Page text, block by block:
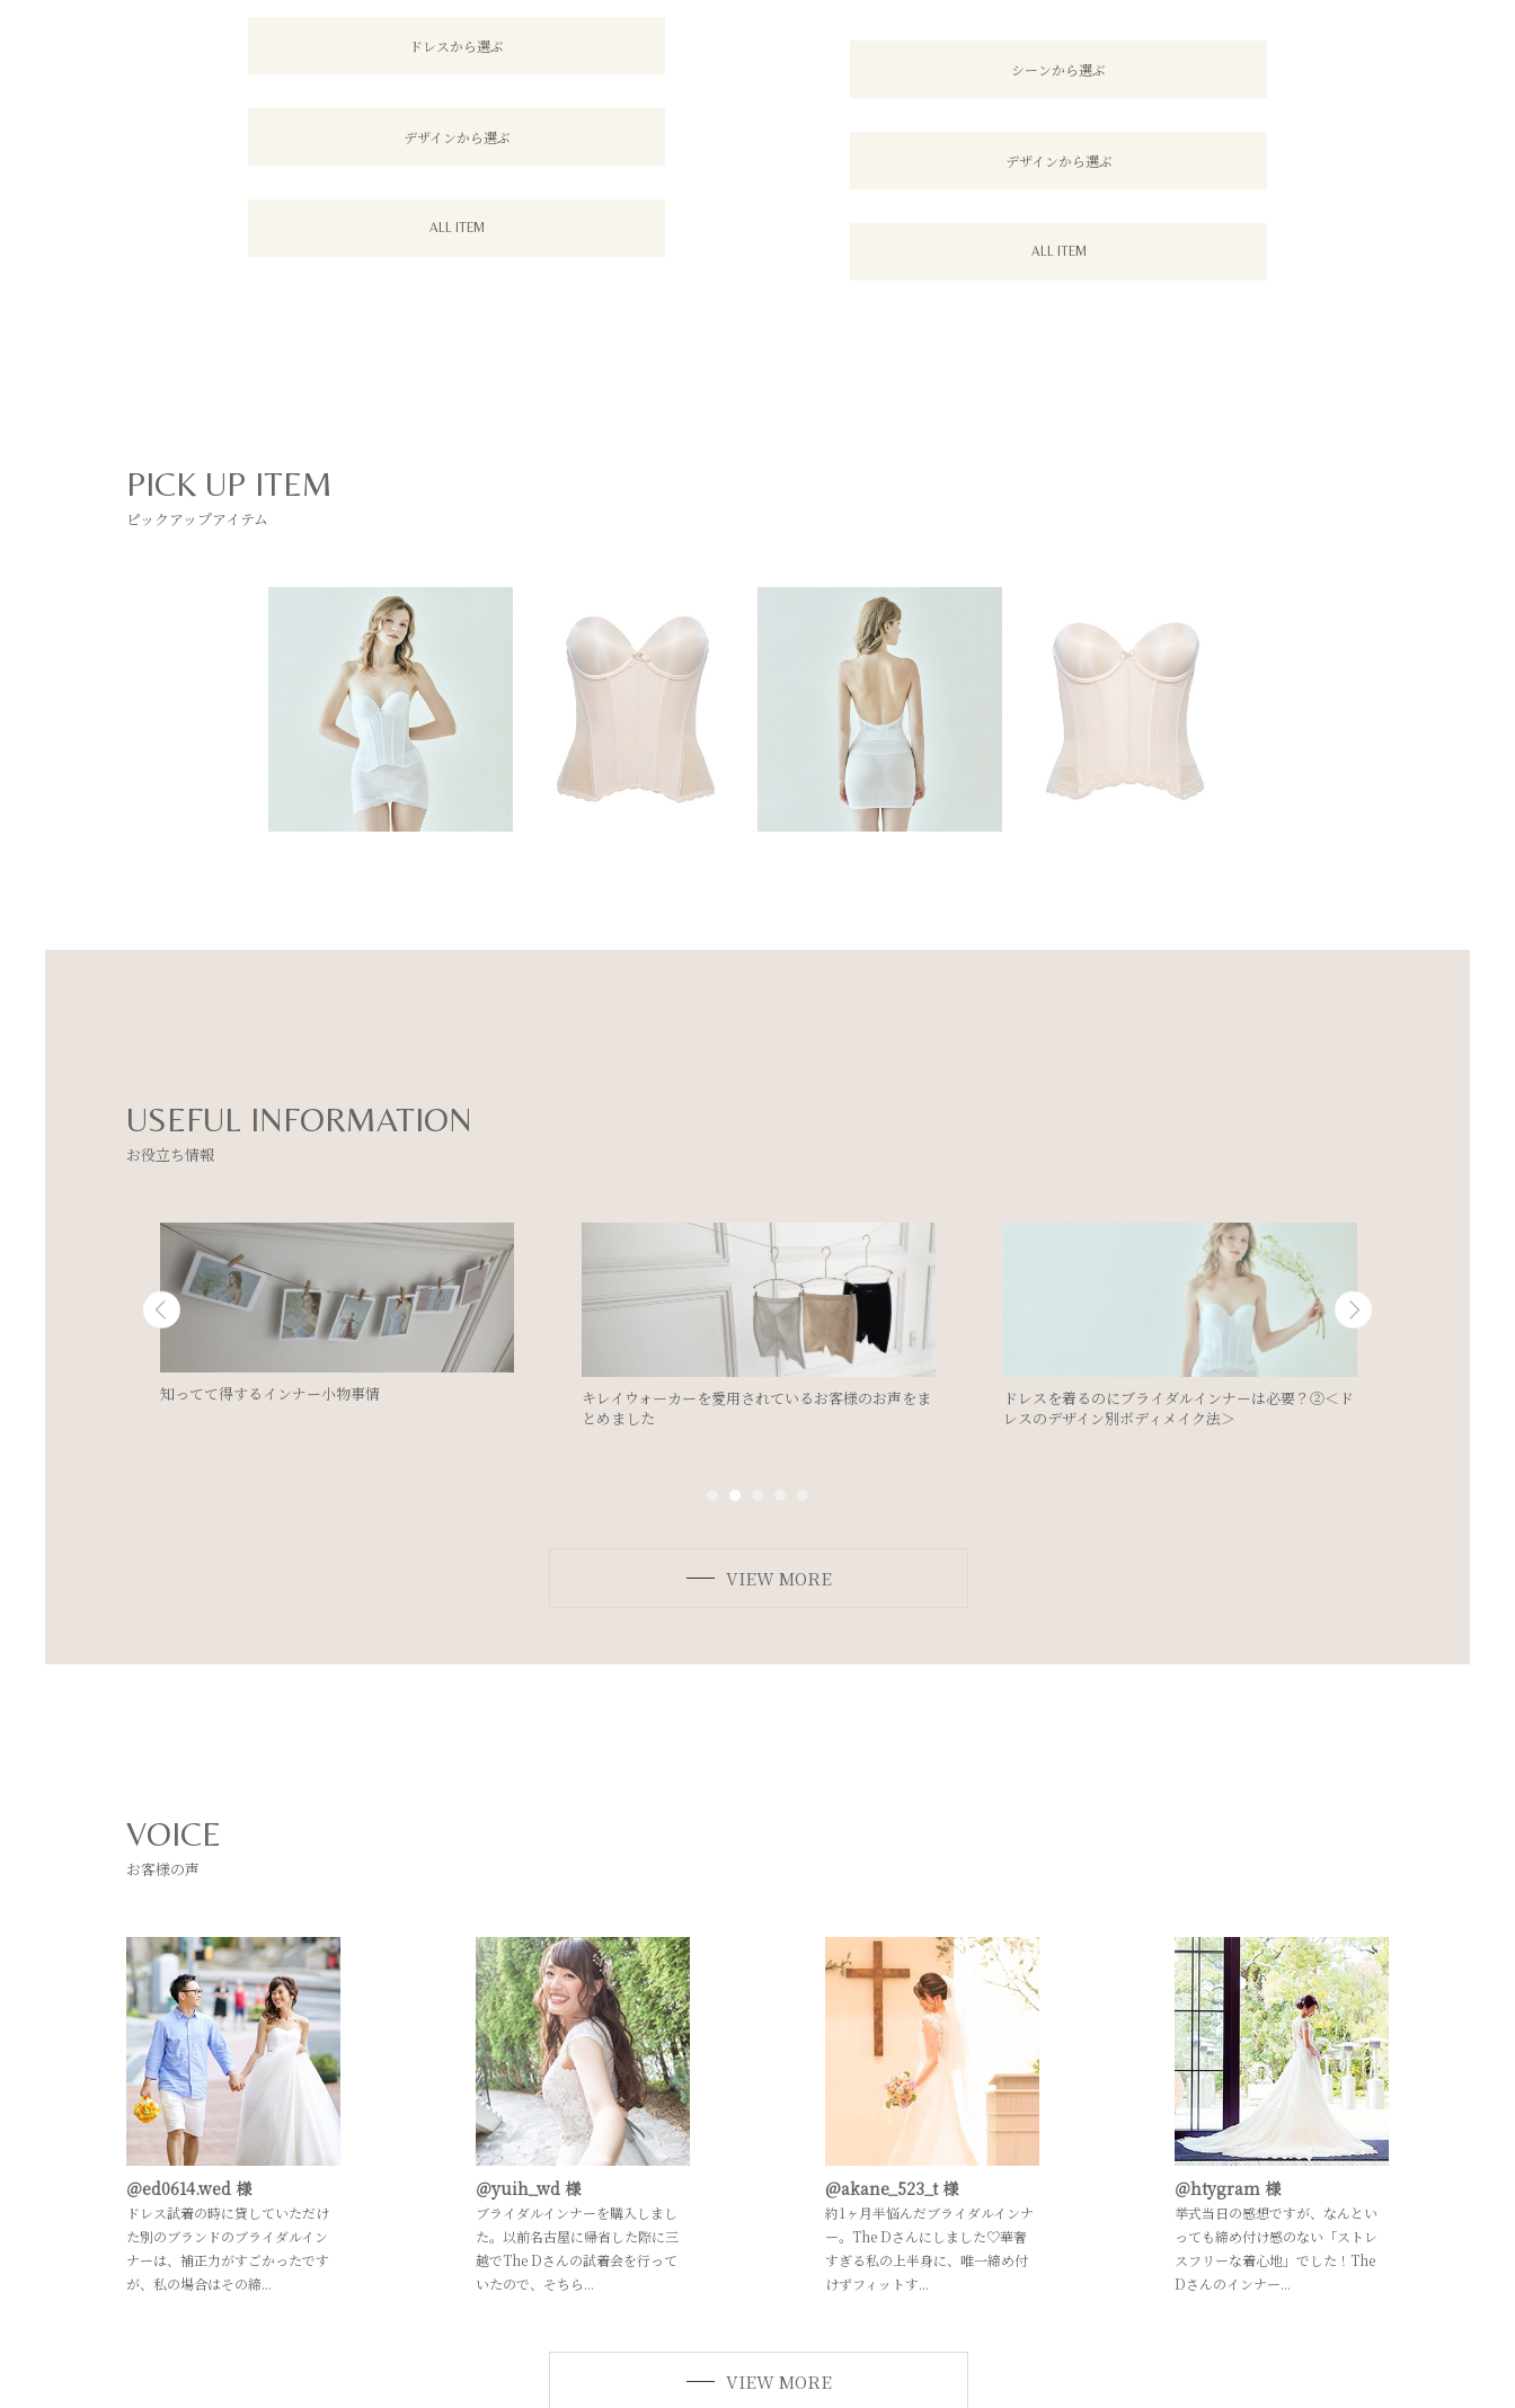
ドレスから選ぶ
デザインから選ぶ
ALL ITEM
シーンから選ぶ
デザインから選ぶ
ALL ITEM
PICK UP ITEM
ピックアップアイテム
USEFUL INFORMATION
お役立ち情報
キレイウォーカーを愛用されているお客様のお声をま
ドレスを着るのにブライダルインナーは必要？②＜ド
レスのデザイン別ボディメイク法＞
ドレスを着るのにブライダルインナーは必要？
VIEW MORE
VOICE
お客様の声
＠ed0614.wed 様
ドレス試着の時に貸していただけ
た別のブランドのブライダルイン
ナーは、補正力がすごかったです
が、私の場合はその締...
＠yuih_wd 様
ブライダルインナーを購入しまし
た。以前名古屋に帰省した際に三
越でThe Dさんの試着会を行って
いたので、そちら...
@akane_523_t 様
約1ヶ月半悩んだブライダルインナ
ー。The Dさんにしました♡華奢
すぎる私の上半身に、唯一締め付
けずフィットす...
＠htygram 様
挙式当日の感想ですが、なんとい
っても締め付け感のない「ストレ
スフリーな着心地」でした！The
Dさんのインナー...
VIEW MORE